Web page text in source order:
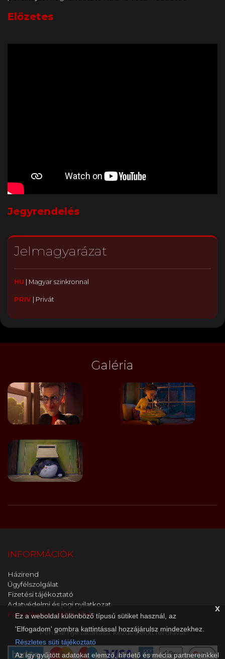
Előzetes
Jegyrendelés
Jelmagyarázat
HU Magyar szinkronnal
PRIV| Privát
Galéria
x
Ez a weboldal különböző típusú sütiket használ, az
'Elfogadom' gombra kattintással hozzájárulsz mindezekhez.
Részletes süti tájékoztató
Az így gyűjtött adatokat elemző, hirdető és média partnereinkkel
INFORMÁCIÓK
Házirend
Ügyfélszolgálat
Fizetési tájékoztató
Adatvédelmi és jogi nyilatkozat
Feliratkozás hírlevélre
Pénztár nyitvatartása: kezdés előtt fél órával.